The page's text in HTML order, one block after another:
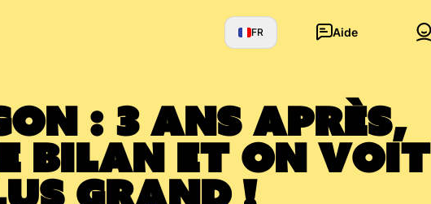
FR Aide
: 3 ans après,
bilan et on voit